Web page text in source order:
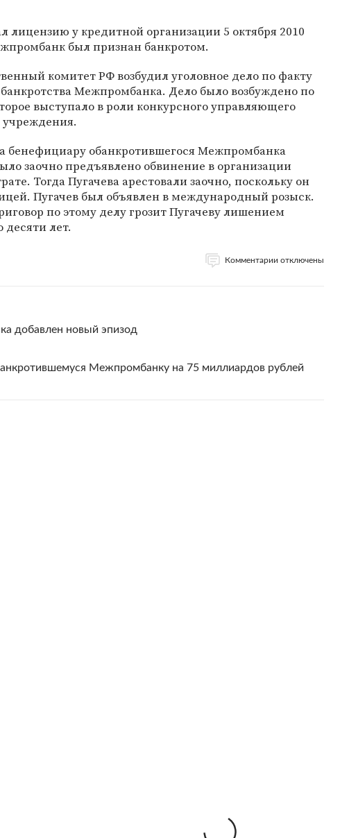
лицензию у кредитной организации 5 октября 2010
был признан банкротом.
комитет РФ возбудил уголовное дело по факту
Межпромбанка. Дело было возбуждено по
выступало в роли конкурсного управляющего
учреждения.
бенефициару обанкротившегося Межпромбанка
заочно предъявлено обвинение в организации
Тогда Пугачева арестовали заочно, поскольку он
Пугачев был объявлен в международный розыск.
по этому делу грозит Пугачеву лишением
десяти лет.
Комментарии отключены
добавлен новый эпизод
Межпромбанку на 75 миллиардов рублей